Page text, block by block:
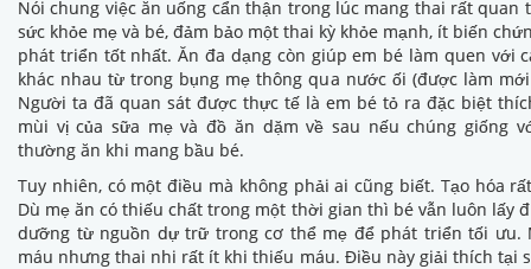
Nói chung việc ăn uống cẩn thận trong lúc mang thai rất quan
sức khỏe mẹ và bé, đảm bảo một thai kỳ khỏe mạnh, ít biến
phát triển tốt nhất. Ăn đa dạng còn giúp em bé làm quen với
khác nhau từ trong bụng mẹ thông qua nước ối (được làm
Người ta đã quan sát được thực tế là em bé tỏ ra đặc biệt
mùi vị của sữa mẹ và đồ ăn dặm về sau nếu chúng giống
thường ăn khi mang bầu bé.
Tuy nhiên, có một điều mà không phải ai cũng biết. Tạo hóa
Dù mẹ ăn có thiếu chất trong một thời gian thì bé vẫn luôn lấy
dưỡng từ nguồn dự trữ trong cơ thể mẹ để phát triển tối ưu.
máu nhưng thai nhi rất ít khi thiếu máu. Điều này giải thích tại